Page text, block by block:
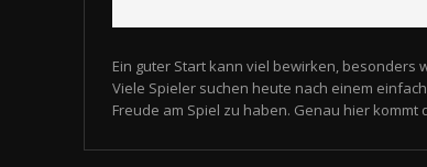
Ein guter Start kann viel bewirken, besonders
Viele Spieler suchen heute nach einem
Freude am Spiel zu haben. Genau hier kommt